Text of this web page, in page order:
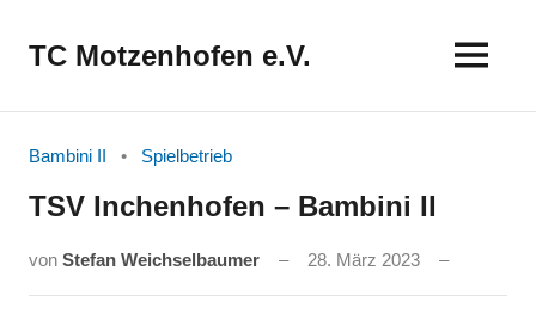
InhaltTC Motzenhofen e.V.
Bambini II Spielbetrieb
TSV Inchenhofen – Bambini II
von Stefan Weichselbaumer 28. März 2023